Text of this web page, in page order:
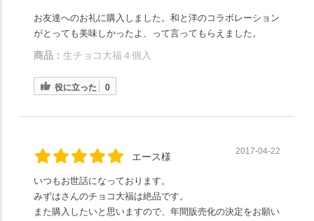
お友達へのお礼に購入しました。和と洋のコラボレーション
がとっても美味しかったよ、って言ってもらえました。
商品： 生チョコ大福４個入
役に立った 0
エース様 2017-04-22
いつもお世話になっております。
みずはさんのチョコ大福は絶品です。
また購入したいと思いますので、年間販売化の決定をお願い